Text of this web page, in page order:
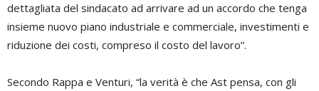
dettagliata del sindacato ad arrivare ad un accordo che tenga
insieme nuovo piano industriale e commerciale, investimenti e
riduzione dei costi, compreso il costo del lavoro”.
Secondo Rappa e Venturi, “la verità è che Ast pensa, con gli